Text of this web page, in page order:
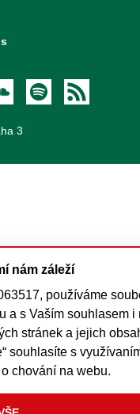
nám záleží
používáme
a s Vaším souhlasem i
stránek a jejich
souhlasíte s
chování na webu.
Soundcloud
SpotifyRSS
3